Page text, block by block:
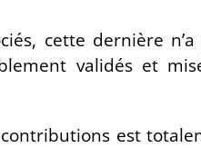
cette dernière
validés et
est